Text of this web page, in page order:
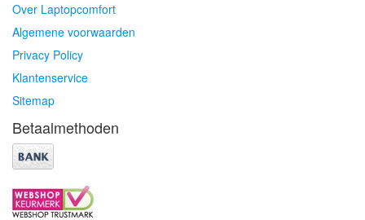
Over Laptopcomfort
Algemene voorwaarden
Privacy Policy
Klantenservice
Sitemap
Betaalmethoden